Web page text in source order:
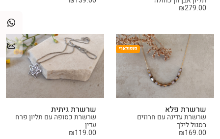
₪279.00
פופולארי
שרשרת פלא
שרשרת עדינה עם חרוזים
בסגול לילך
₪169.00
שרשרת גיתית
שרשרת כסופה עם תליון פרח
עדין
₪119.00